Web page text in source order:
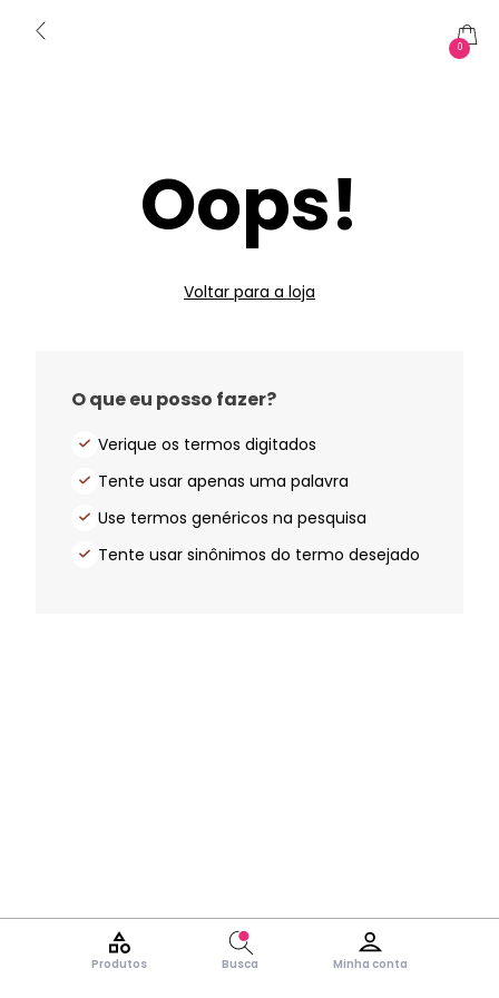
0
Produtos Busca Minha conta
Oops!
Voltar para a loja
O que eu posso fazer?
Verique os termos digitados
Tente usar apenas uma palavra
Use termos genéricos na pesquisa
Tente usar sinônimos do termo desejado